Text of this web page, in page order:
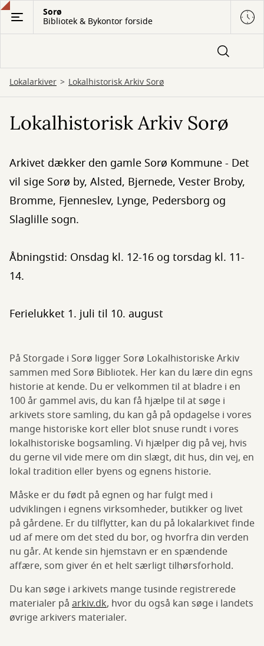
Gå
hovedindhold
Sorø
Bibliotek & Bykontor forside
Lokalarkiver Lokalhistorisk Arkiv Sorø
Lokalhistorisk Arkiv Sorø
Arkivet dækker den gamle Sorø Kommune - Det
vil sige Sorø by, Alsted, Bjernede, Vester Broby,
Bromme, Fjenneslev, Lynge, Pedersborg og
Slaglille sogn.
Åbningstid: Onsdag kl. 12-16 og torsdag kl. 11-
14.
Ferielukket 1. juli til 10. august
På Storgade i Sorø ligger Sorø Lokalhistoriske Arkiv
sammen med Sorø Bibliotek. Her kan du lære din egns
historie at kende. Du er velkommen til at bladre i en
100 år gammel avis, du kan få hjælpe til at søge i
arkivets store samling, du kan gå på opdagelse i vores
mange historiske kort eller blot snuse rundt i vores
lokalhistoriske bogsamling. Vi hjælper dig på vej, hvis
du gerne vil vide mere om din slægt, dit hus, din vej, en
lokal tradition eller byens og egnens historie.
Måske er du født på egnen og har fulgt med i
udviklingen i egnens virksomheder, butikker og livet
på gårdene. Er du tilflytter, kan du på lokalarkivet finde
ud af mere om det sted du bor, og hvorfra din verden
nu går. At kende sin hjemstavn er en spændende
affære, som giver én et helt særligt tilhørsforhold.
Du kan søge i arkivets mange tusinde registrerede
materialer på arkiv.dk, hvor du også kan søge i landets
øvrige arkivers materialer.